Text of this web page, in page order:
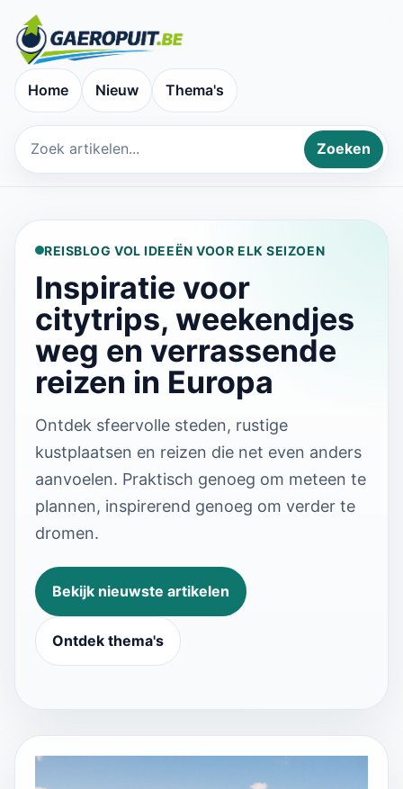
Home Nieuw Thema's
Zoek op bestemming, thema of artikel
Zoeken
REISBLOG VOL IDEEËN VOOR ELK SEIZOEN
Inspiratie voor
citytrips, weekendjes
weg en verrassende
reizen in Europa
Ontdek sfeervolle steden, rustige
kustplaatsen en reizen die net even anders
aanvoelen. Praktisch genoeg om meteen te
plannen, inspirerend genoeg om verder te
dromen.
Bekijk nieuwste artikelen
Ontdek thema's